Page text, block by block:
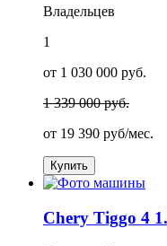
Владельцев
1
от 1 030 000 руб.
1 339 000 руб.
от 19 390 руб/мес.
Купить
Chery Tiggo 4